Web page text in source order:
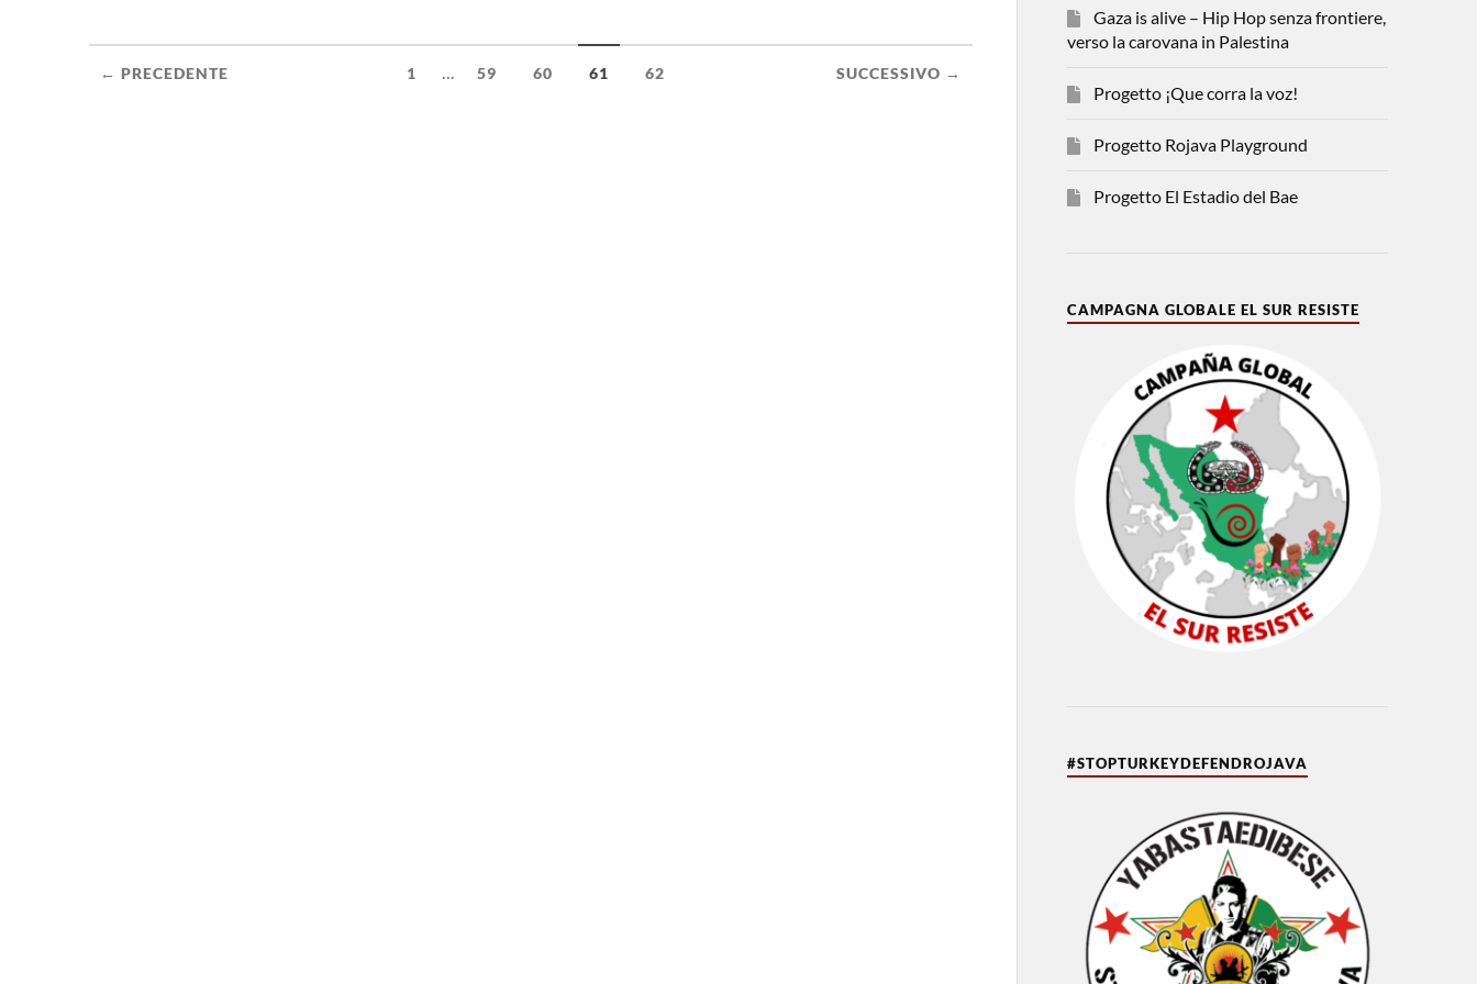
← PRECEDENTE 1 ... 59 60 61 62 SUCCESSIVO →
Gaza is alive – Hip Hop senza frontiere,
verso la carovana in Palestina
Progetto ¡Que corra la voz!
Progetto Rojava Playground
Progetto El Estadio del Bae
CAMPAGNA GLOBALE EL SUR RESISTE
#STOPTURKEYDEFENDROJAVA